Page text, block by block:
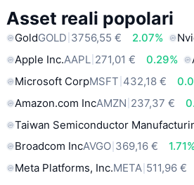
Asset reali popolari
GoldGOLD 3756,55 € 2.07%
Apple Inc.AAPL 271,01 € 0.29%
Microsoft CorpMSFT 432,18 €
Amazon.com IncAMZN 237,37 €
Taiwan Semiconductor
Broadcom IncAVGO 369,16 €
Meta Platforms, Inc.META 511,96 €